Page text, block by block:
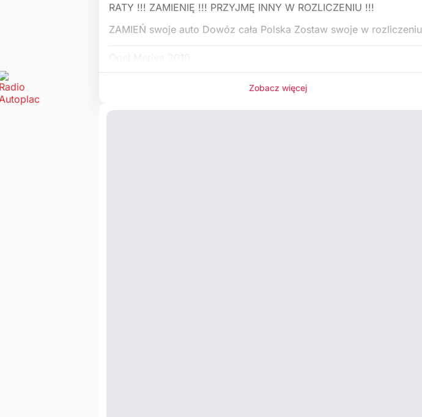
RATY !!! ZAMIENIĘ !!! PRZYJMĘ INNY W ROZLICZENIU !!!
ZAMIEŃ swoje auto Dowóz cała Polska Zostaw swoje w rozliczeniu
Zobacz więcej